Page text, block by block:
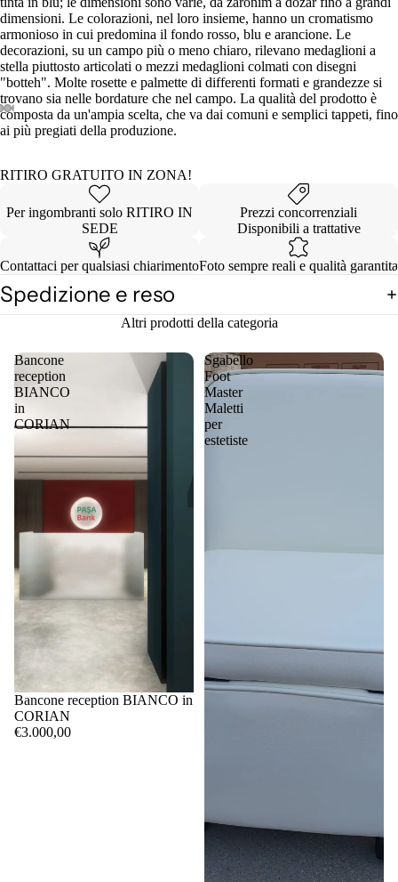
Apri
a
Apri
a
Apri
a
Apri
a
Apri
a
Apri
a
Apri
a
dimensioni. Le colorazioni, nel loro insieme, hanno un cromatismo
armonioso in cui predomina il fondo rosso, blu e arancione. Le
decorazioni, su un campo più o meno chiaro, rilevano medaglioni a
stella piuttosto articolati o mezzi medaglioni colmati con disegni
"botteh". Molte rosette e palmette di differenti formati e grandezze si
trovano sia nelle bordature che nel campo. La qualità del prodotto è
composta da un'ampia scelta, che va dai comuni e semplici tappeti, fino
ai più pregiati della produzione.
RITIRO GRATUITO IN ZONA!
Per ingombranti solo RITIRO IN
SEDE
Prezzi concorrenziali
Disponibili a trattative
Contattaci per qualsiasi chiarimentoFoto sempre reali e qualità garantita
Spedizione e reso
Altri prodotti della categoria
Bancone
reception
BIANCO
in
CORIAN
Bancone reception BIANCO in
CORIAN
€3.000,00
Sgabello
Foot
Master
Maletti
per
estetiste